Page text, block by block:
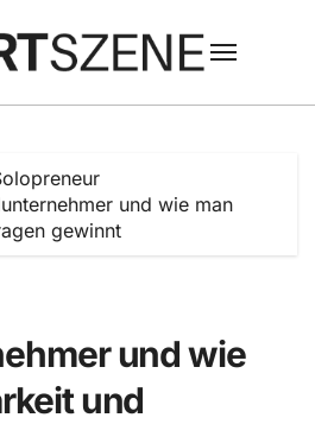
und wie man
gewinnt
und wie
und